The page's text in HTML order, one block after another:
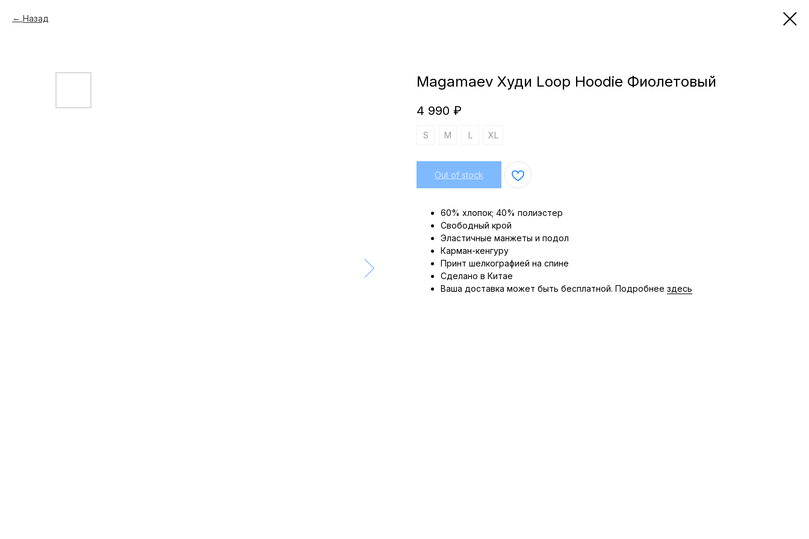
Назад
Magamaev Худи Loop Hoodie Фиолетовый
4 990 ₽
S M L XL
Out of stock
60% хлопок; 40% полиэстер
Свободный крой
Эластичные манжеты и подол
Карман-кенгуру
Принт шелкографией на спине
Сделано в Китае
Ваша доставка может быть бесплатной. Подробнее здесь